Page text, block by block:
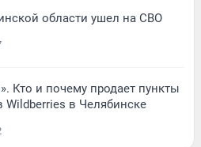
области ушел на СВО
Кто и почему продает пункты
Wildberries в Челябинске